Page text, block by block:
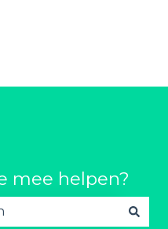
voor vertalingen
mee helpen?